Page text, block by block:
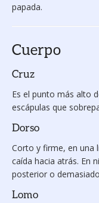
papada.
Cuerpo
Cruz
Es el punto más alto
escápulas que
Dorso
Corto y firme, en una
caída hacia atrás. En
posterior o
Lomo